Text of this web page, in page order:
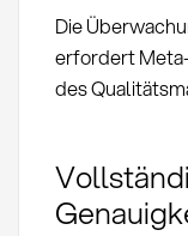
Die
erfordert
des